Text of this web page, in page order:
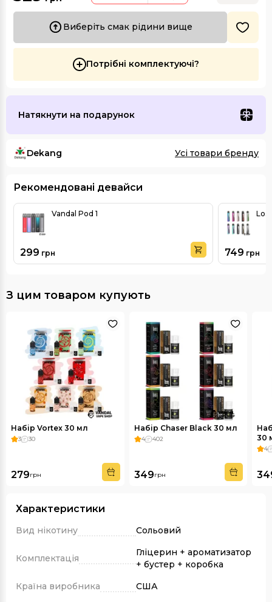
Виберіть смак рідини вище
Потрібні комплектуючі?
Натякнути на подарунок
Dekang Усі товари бренду
Рекомендовані девайси
Vandal Pod 1
299 грн 749 грн
З цим товаром купують
Набір Vortex 30 мл
3 30
279грн
Набір Chaser Black 30 мл
4 402
349грн
30
4
Характеристики
Вид нікотину Сольовий
Комплектація
Гліцерин + ароматизатор
+ бустер + коробка
Країна виробника
США